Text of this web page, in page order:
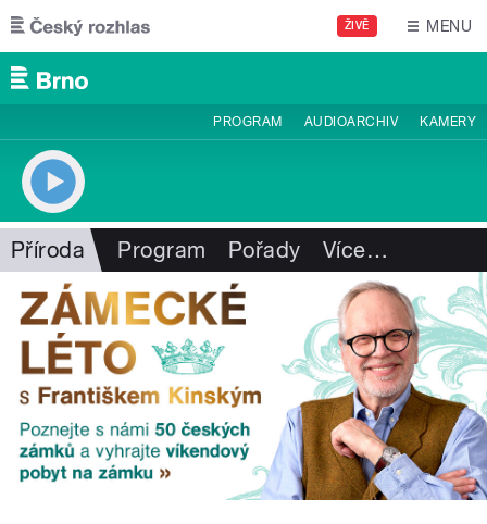
Přejít k hlavnímu obsahu
ŽIVĚ MENU
PROGRAM AUDIOARCHIV KAMERY
Příroda Program Pořady Více…